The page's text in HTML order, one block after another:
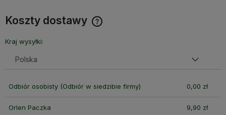
Koszty dostawy
Kraj wysyłki:
Odbiór osobisty(Odbiór w siedzibie firmy) 0,00 zł
Orlen Paczka 9,90 zł